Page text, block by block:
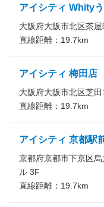
アイシティ Whity
大阪府大阪市北区茶
直線距離： 19.7km
アイシティ 梅田店
大阪府大阪市北区芝
直線距離： 19.7km
アイシティ 京都駅
京都府京都市下京区
ル 3F
直線距離： 19.7km